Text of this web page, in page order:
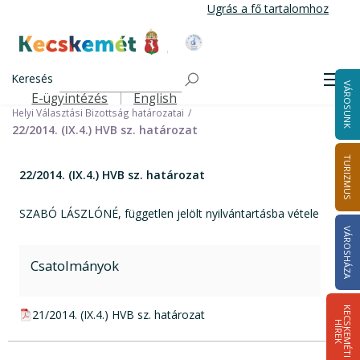
tartalomra
Ugrás a fő tartalomhoz
Kecskemét Város Honlapja
Keresés
Felső navigáció
E-ügyintézés English VÁROSUNK
TURIZMUS
VÁROSHÁZA
K
E
C
S
K
E
M
É
T
I
HÍ
R
E
K
Választási információk
Helyi önkormányzati képviselők és polgármester választás 2014
Helyi Választási Bizottság ülései, határozatai
Helyi Választási Bizottság határozatai
22/2014. (IX.4.) HVB sz. határozat
22/2014. (IX.4.) HVB sz. határozat
SZABÓ LÁSZLÓNÉ, független jelölt nyilvántartásba vétele
Csatolmányok
pdf csatolmány:
21/2014. (IX.4.) HVB sz. határozat